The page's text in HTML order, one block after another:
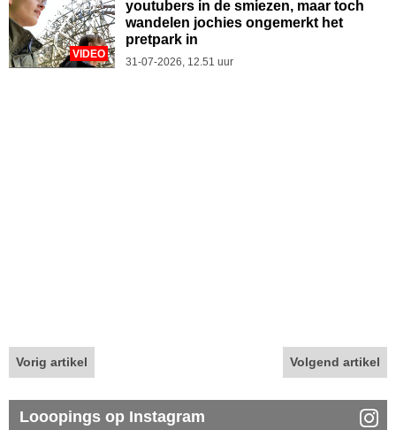
VIDEO
youtubers in de smiezen, maar toch
wandelen jochies ongemerkt het
pretpark in
31-07-2026, 12.51 uur
Vorig artikel Volgend artikel
Looopings op Instagram